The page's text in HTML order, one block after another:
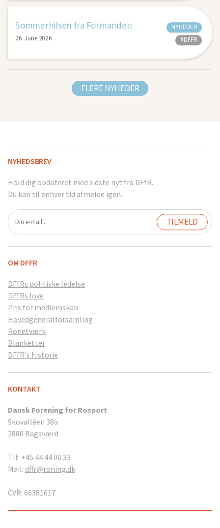
Sommerhilsen fra Formanden
26. June 2026
NYHEDER
#DFFR
FLERE NYHEDER
NYHEDSBREV
Hold dig opdateret med sidste nyt fra DFfR.
Du kan til enhver tid afmelde igen.
OM DFFR
DFfRs politiske ledelse
DFfRs love
Pris for medlemskab
Hovedgeneralforsamling
Ronetværk
Blanketter
DFfR's historie
KONTAKT
Dansk Forening for Rosport
Skovalléen 38a
2880 Bagsværd
Tlf: +45 44 44 06 33
Mail: dffr@roning.dk
CVR: 66381617